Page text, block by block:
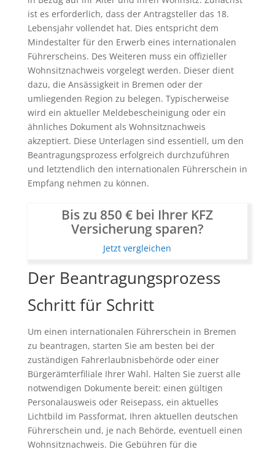
ist es erforderlich, dass der Antragsteller das 18.
Lebensjahr vollendet hat. Dies entspricht dem
Mindestalter für den Erwerb eines internationalen
Führerscheins. Des Weiteren muss ein offizieller
Wohnsitznachweis vorgelegt werden. Dieser dient
dazu, die Ansässigkeit in Bremen oder der
umliegenden Region zu belegen. Typischerweise
wird ein aktueller Meldebescheinigung oder ein
ähnliches Dokument als Wohnsitznachweis
akzeptiert. Diese Unterlagen sind essentiell, um den
Beantragungsprozess erfolgreich durchzuführen
und letztendlich den internationalen Führerschein in
Empfang nehmen zu können.
Bis zu 850 € bei Ihrer KFZ
Versicherung sparen?
Jetzt vergleichen
Der Beantragungsprozess
Schritt für Schritt
Um einen internationalen Führerschein in Bremen
zu beantragen, starten Sie am besten bei der
zuständigen Fahrerlaubnisbehörde oder einer
Bürgerämterfiliale Ihrer Wahl. Halten Sie zuerst alle
notwendigen Dokumente bereit: einen gültigen
Personalausweis oder Reisepass, ein aktuelles
Lichtbild im Passformat, Ihren aktuellen deutschen
Führerschein und, je nach Behörde, eventuell einen
Wohnsitznachweis. Die Gebühren für die